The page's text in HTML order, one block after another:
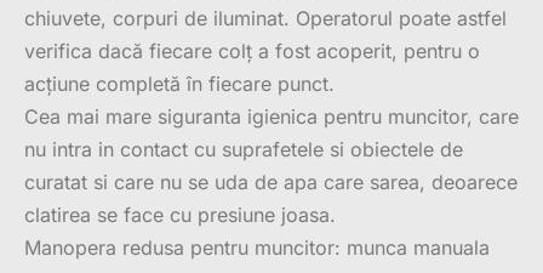
chiuvete, corpuri de iluminat. Operatorul poate astfel
verifica dacă fiecare colț a fost acoperit, pentru o
acțiune completă în fiecare punct.
Cea mai mare siguranta igienica pentru muncitor, care
nu intra in contact cu suprafetele si obiectele de
curatat si care nu se uda de apa care sarea, deoarece
clatirea se face cu presiune joasa.
Manopera redusa pentru muncitor: munca manuala